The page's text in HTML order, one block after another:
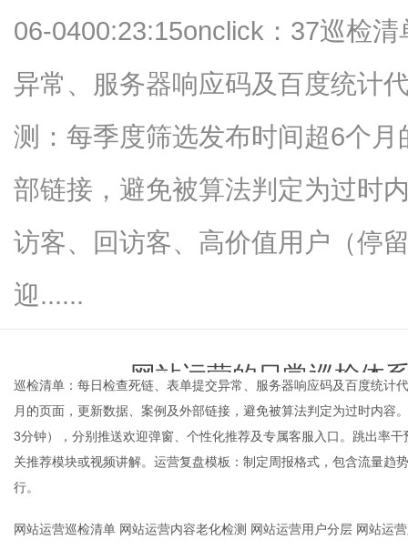
06-0400:23:15onclick：37巡检
异常、服务器响应码及百度统计
测：每季度筛选发布时间超6个
部链接，避免被算法判定为过时
访客、回访客、高价值用户（停
迎......
网站运营的日常巡检体
time： 2026-06-04
巡检清单：每日检查死链、表单提交异常、服务器响应码及百度统计
月的页面，更新数据、案例及外部链接，避免被算法判定为过时内
3分钟），分别推送欢迎弹窗、个性化推荐及专属客服入口。跳出率
关推荐模块或视频讲解。运营复盘模板：制定周报格式，包含流量趋
行。
网站运营巡检清单 网站运营内容老化检测 网站运营用户分层 网站运